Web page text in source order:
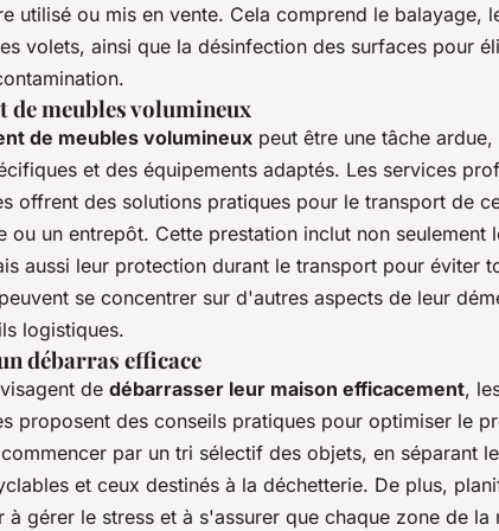
utilisé ou mis en vente. Cela comprend le balayage,
volets, ainsi que la désinfection des surfaces pour
de meubles volumineux
de meubles volumineux peut être une tâche
et des équipements adaptés. Les services
offrent des solutions pratiques pour le transport de
ou un entrepôt. Cette prestation inclut non seulement
aussi leur protection durant le transport pour éviter
se concentrer sur d'autres aspects de leur
logistiques.
débarras efficace
de débarrasser leur maison efficacement,
proposent des conseils pratiques pour optimiser le
par un tri sélectif des objets, en séparant
et ceux destinés à la déchetterie. De plus,
à gérer le stress et à s'assurer que chaque zone de la